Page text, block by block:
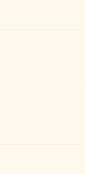
，强制爱。
。
事。
。
望无际的黄土，就在昏昏